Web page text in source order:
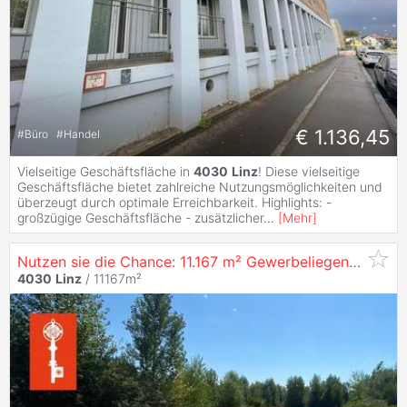
#Büro #Handel € 1.136,45
Vielseitige Geschäftsfläche in 4030 Linz! Diese vielseitige
Geschäftsfläche bietet zahlreiche Nutzungsmöglichkeiten und
überzeugt durch optimale Erreichbarkeit. Highlights: -
großzügige Geschäftsfläche - zusätzlicher... [Mehr]
Nutzen sie die Chance: 11.167 m² Gewerbeliegenschaft in
4030 Linz / 11167m²